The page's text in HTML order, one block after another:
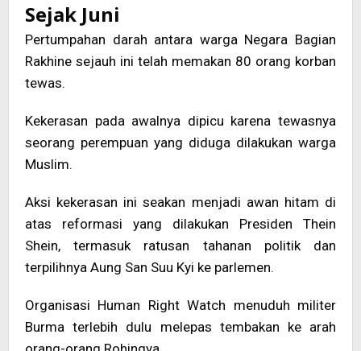
Sejak Juni
Pertumpahan darah antara warga Negara Bagian
Rakhine sejauh ini telah memakan 80 orang korban
tewas.
Kekerasan pada awalnya dipicu karena tewasnya
seorang perempuan yang diduga dilakukan warga
Muslim.
Aksi kekerasan ini seakan menjadi awan hitam di
atas reformasi yang dilakukan Presiden Thein
Shein, termasuk ratusan tahanan politik dan
terpilihnya Aung San Suu Kyi ke parlemen.
Organisasi Human Right Watch menuduh militer
Burma terlebih dulu melepas tembakan ke arah